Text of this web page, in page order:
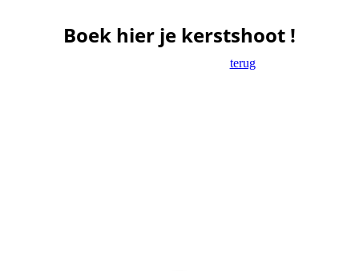
Boek hier je kerstshoot !
terug